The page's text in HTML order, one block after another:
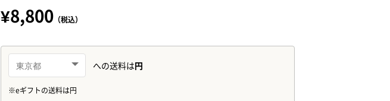
¥8,800 （税込）